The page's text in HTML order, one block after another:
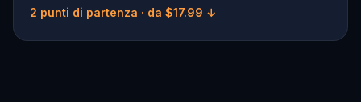
2 punti di partenza · da $17.99 ↓